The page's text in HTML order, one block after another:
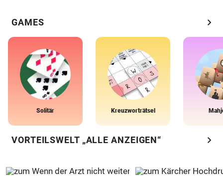
GAMES chevron_right
Solitär Kreuzworträtsel
VORTEILSWELT „ALLE ANZEIGEN“ chevron_right